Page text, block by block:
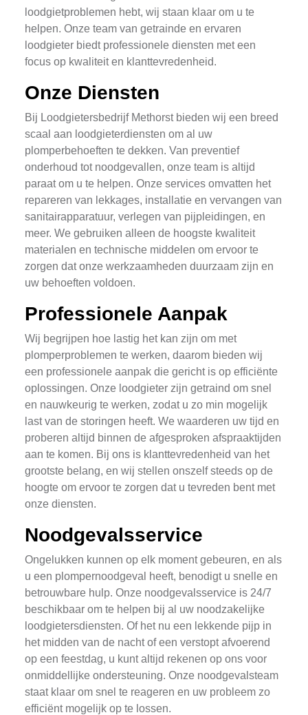
loodgietproblemen hebt, wij staan klaar om u te
helpen. Onze team van getrainde en ervaren
loodgieter biedt professionele diensten met een
focus op kwaliteit en klanttevredenheid.
Onze Diensten
Bij Loodgietersbedrijf Methorst bieden wij een breed
scaal aan loodgieterdiensten om al uw
plomperbehoeften te dekken. Van preventief
onderhoud tot noodgevallen, onze team is altijd
paraat om u te helpen. Onze services omvatten het
repareren van lekkages, installatie en vervangen van
sanitairapparatuur, verlegen van pijpleidingen, en
meer. We gebruiken alleen de hoogste kwaliteit
materialen en technische middelen om ervoor te
zorgen dat onze werkzaamheden duurzaam zijn en
uw behoeften voldoen.
Professionele Aanpak
Wij begrijpen hoe lastig het kan zijn om met
plomperproblemen te werken, daarom bieden wij
een professionele aanpak die gericht is op efficiënte
oplossingen. Onze loodgieter zijn getraind om snel
en nauwkeurig te werken, zodat u zo min mogelijk
last van de storingen heeft. We waarderen uw tijd en
proberen altijd binnen de afgesproken afspraaktijden
aan te komen. Bij ons is klanttevredenheid van het
grootste belang, en wij stellen onszelf steeds op de
hoogte om ervoor te zorgen dat u tevreden bent met
onze diensten.
Noodgevalsservice
Ongelukken kunnen op elk moment gebeuren, en als
u een plompernoodgeval heeft, benodigt u snelle en
betrouwbare hulp. Onze noodgevalsservice is 24/7
beschikbaar om te helpen bij al uw noodzakelijke
loodgietersdiensten. Of het nu een lekkende pijp in
het midden van de nacht of een verstopt afvoerend
op een feestdag, u kunt altijd rekenen op ons voor
onmiddellijke ondersteuning. Onze noodgevalsteam
staat klaar om snel te reageren en uw probleem zo
efficiënt mogelijk op te lossen.